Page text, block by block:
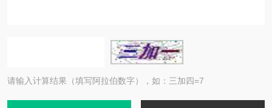
请输入计算结果（填写阿拉伯数字），如：三加四=7